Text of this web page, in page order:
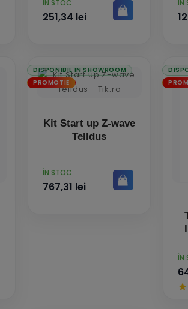
ÎN STOC
251,34 lei
ÎN
DISPONIBIL IN SHOWROOM
PROMOTIE
Kit Start up Z-wave
Telldus
PRET
ÎN STOC
767,31 lei
ÎN